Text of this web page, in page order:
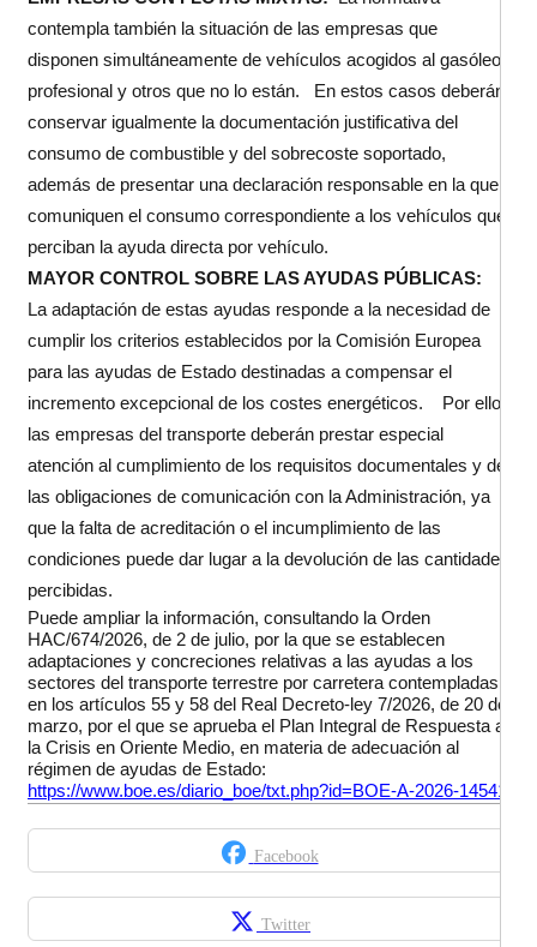
contempla también la situación de las empresas que
disponen simultáneamente de vehículos acogidos al gasóleo
profesional y otros que no lo están.
En estos casos deberán
conservar igualmente la documentación justificativa del
consumo de combustible y del sobrecoste soportado,
además de presentar una declaración responsable en la que
comuniquen el consumo correspondiente a los vehículos que
perciban la ayuda directa por vehículo.
MAYOR CONTROL SOBRE LAS AYUDAS PÚBLICAS:
La adaptación de estas ayudas responde a la necesidad de
cumplir los criterios establecidos por la Comisión Europea
para las ayudas de Estado destinadas a compensar el
incremento excepcional de los costes energéticos.
Por ello,
las empresas del transporte deberán prestar especial
atención al cumplimiento de los requisitos documentales y de
las obligaciones de comunicación con la Administración, ya
que la falta de acreditación o el incumplimiento de las
condiciones puede dar lugar a la devolución de las cantidades
percibidas.
Puede ampliar la información, consultando la Orden
HAC/674/2026, de 2 de julio, por la que se establecen
adaptaciones y concreciones relativas a las ayudas a los
sectores del transporte terrestre por carretera contempladas
en los artículos 55 y 58 del Real Decreto-ley 7/2026, de 20 de
marzo, por el que se aprueba el Plan Integral de Respuesta a
la Crisis en Oriente Medio, en materia de adecuación al
régimen de ayudas de Estado:
https://www.boe.es/diario_boe/txt.php?id=BOE-A-2026-14541
Facebook
Twitter